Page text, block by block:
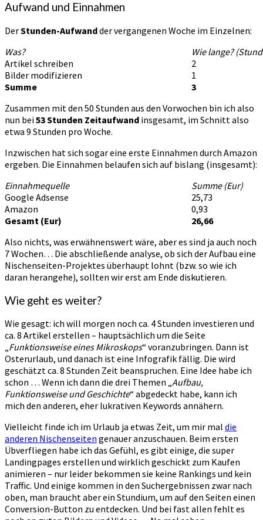
Aufwand und Einnahmen
DerStunden-Aufwandder vergangenen Woche im Einzelnen:
Was?
Wie lange?
Artikel schreiben
2
Bilder modifizieren
1
Summe
3
Zusammen mit den 50 Stunden aus den Vorwochen bin ich also
nun bei53 Stunden Zeitaufwand insgesamt, im Schnitt also
etwa 9 Stunden pro Woche.
Inzwischen hat sich sogar eine erste Einnahmen durch Amazon
ergeben. Die Einnahmen belaufen sich auf bislang (insgesamt):
Einnahmequelle
Summe (Eur)
Google Adsense
25,73
Amazon
0,93
Gesamt (Eur)
26,66
Also nichts, was erwähnenswert wäre, aber es sind ja auch noch
7 Wochen… Die abschließende analyse, ob sich der Aufbau eine
Nischenseiten-Projektes überhaupt lohnt (bzw. so wie ich
daran herangehe), sollten wir erst am Ende diskutieren.
Wie geht es weiter?
Wie gesagt: ich will morgen noch ca. 4 Stunden investieren und
ca. 8 Artikel erstellen – hauptsächlich um die Seite
„Funktionsweise eines Mikroskops“ voranzubringen. Dann ist
Osterurlaub, und danach ist eine Infografik fällig. Die wird
geschätzt ca. 8 Stunden Zeit beanspruchen. Eine Idee habe ich
schon … Wenn ich dann die drei Themen „Aufbau,
Funktionsweise und Geschichte“ abgedeckt habe, kann ich
mich den anderen, eher lukrativen Keywords annähern.
Vielleicht finde ich im Urlaub ja etwas Zeit, um mir mal die
anderen Nischenseiten genauer anzuschauen. Beim ersten
Übverfliegen habe ich das Gefühl, es gibt einige, die super
Landingpages erstellen und wirklich geschickt zum Kaufen
animieren – nur leider bekommen sie keine Rankings und kein
Traffic. Und einige kommen in den Suchergebnissen zwar nach
oben, man braucht aber ein Stundium, um auf den Seiten einen
Conversion-Button zu entdecken. Und bei fast allen fehlt es